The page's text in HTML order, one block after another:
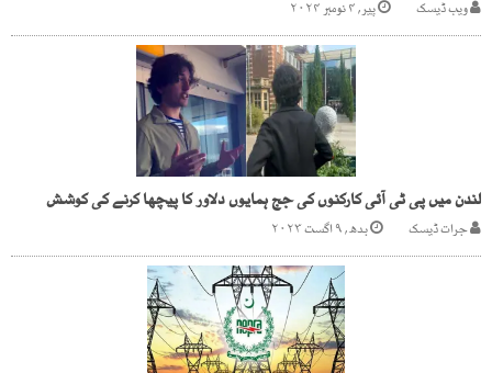
ویب ڈیسک پیر, ۴ نومبر ۲۰۲۴
لندن میں پی ٹی آئی کارکنوں کی جج ہمایوں دلاور کا پیچھا کرنے کی کوشش
جرات ڈیسک بدھ, ۹ اگست ۲۰۲۳